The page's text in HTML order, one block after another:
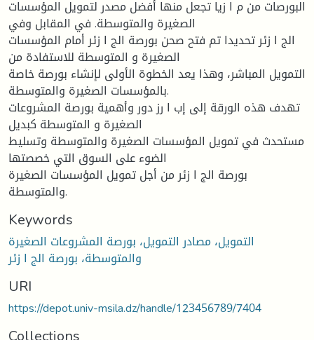
البورصات من م ا زيا تجعل منها أفضل مصدر لتمويل المؤسسات
الصغيرة والمتوسطة. في المقابل وفي
الج ا زئر تحديدا تم فتح صحن بورصة الج ا زئر أمام المؤسسات
الصغيرة و المتوسطة للاستفادة من
التمويل المباشر، وهذا يعد الخطوة الأولى لإنشاء بورصة خاصة
بالمؤسسات الصغيرة والمتوسطة.
تهدف هذه الورقة إلى إب ا رز دور وأهمية بورصة المشروعات
الصغيرة و المتوسطة كبديل
مستحدث في تمويل المؤسسات الصغيرة والمتوسطة وتسليط
الضوء على السوق التي خصصتها
بورصة الج ا زئر من أجل تمويل المؤسسات الصغيرة
والمتوسطة.
Keywords
التمويل، مصادر التمويل، بورصة المشروعات الصغيرة
والمتوسطة، بورصة الج ا زئر
URI
https://depot.univ-msila.dz/handle/123456789/7404